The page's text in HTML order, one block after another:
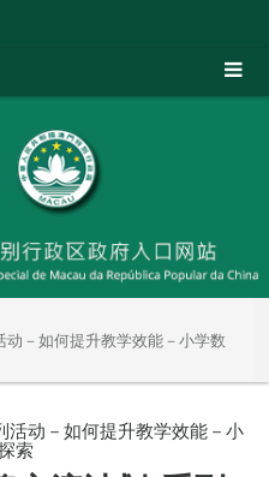
动－如何提升教学效能－小学数
活动－如何提升教学效能－小
索